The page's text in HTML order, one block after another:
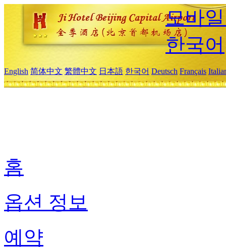
모바
한국어
English 简体中文 繁體中文 日本語 한국어 Deutsch Français
홈
옵션 정보
예약